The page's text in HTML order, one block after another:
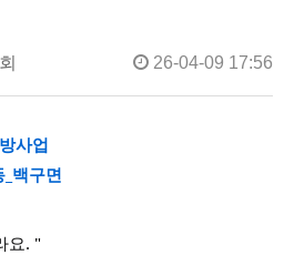
26-04-09 17:56
사업
백구면
요. "